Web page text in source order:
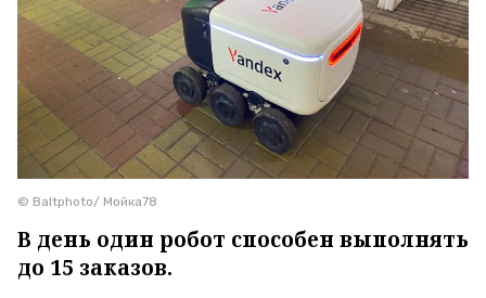
© Baltphoto/ Мойка78
В день один робот способен выполнять
до 15 заказов.